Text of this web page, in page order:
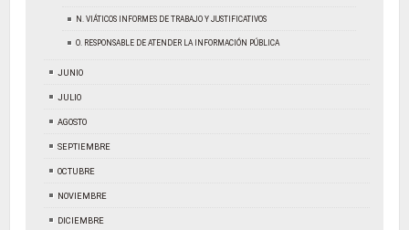
N. VIÁTICOS INFORMES DE TRABAJO Y JUSTIFICATIVOS
O. RESPONSABLE DE ATENDER LA INFORMACIÓN PÚBLICA
JUNIO
JULIO
AGOSTO
SEPTIEMBRE
OCTUBRE
NOVIEMBRE
DICIEMBRE